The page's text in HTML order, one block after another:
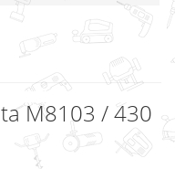
M8103 / 430